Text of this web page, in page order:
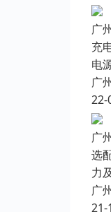
广
充
电
广
22-
广
选
力
广
21-